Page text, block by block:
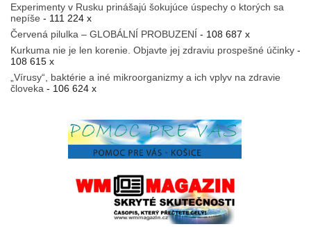
Experimenty v Rusku prinášajú šokujúce úspechy o ktorých sa
nepíše - 111 224 x
Červená pilulka – GLOBÁLNÍ PROBUZENÍ - 108 687 x
Kurkuma nie je len korenie. Objavte jej zdraviu prospešné účinky -
108 615 x
„Vírusy“, baktérie a iné mikroorganizmy a ich vplyv na zdravie
človeka - 106 624 x